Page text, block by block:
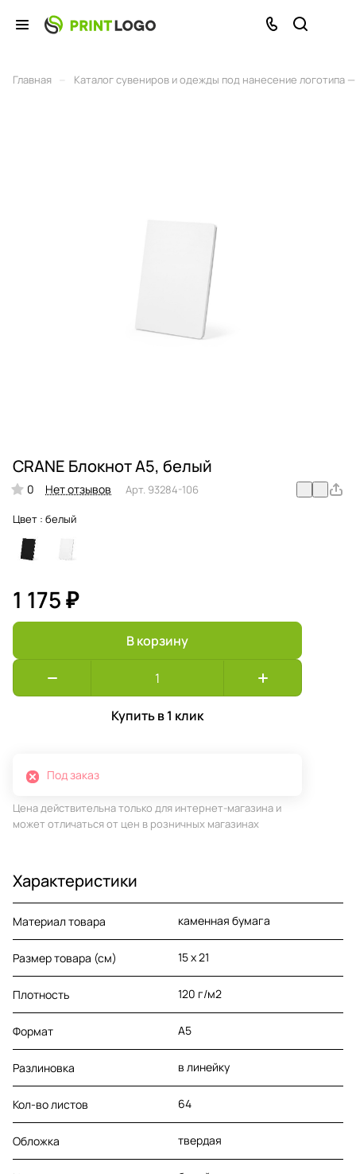
Главная Каталог сувениров и одежды под нанесение логотипа
CRANE Блокнот A5, белый
0 Нет отзывов Арт. 93284-106
Цвет : белый
1 175 ₽
В корзину
Купить в 1 клик
Под заказ
Цена действительна только для интернет-магазина и
может отличаться от цен в розничных магазинах
Характеристики
Материал товара каменная бумага
Размер товара (см) 15 x 21
Плотность 120 г/м2
Формат A5
Разлиновка в линейку
Кол-во листов 64
Обложка твердая